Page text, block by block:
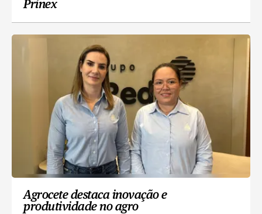
Prinex
Agrocete destaca inovação e
produtividade no agro